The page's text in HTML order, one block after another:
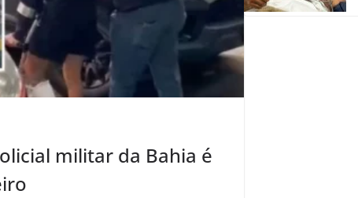
militar da Bahia é